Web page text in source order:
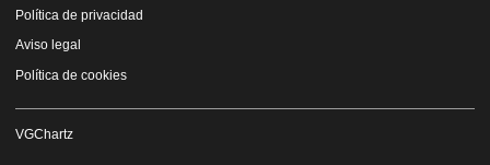
Política de privacidad
Aviso legal
Política de cookies
VGChartz